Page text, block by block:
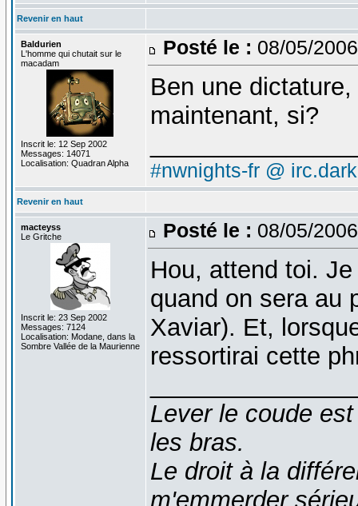
Revenir en haut
Baldurien
L'homme qui chutait sur le
macadam
Inscrit le: 12 Sep 2002
Messages: 14071
Localisation: Quadran Alpha
Posté le : 08/05/
Ben une
maintenant, si?
#nwnights-fr @
Revenir en haut
macteyss
Le Gritche
Inscrit le: 23 Sep 2002
Messages: 7124
Localisation: Modane, dans la
Sombre Vallée de la Maurienne
Posté le : 08/05/
Hou, attend toi.
quand on sera au
Xaviar). Et,
ressortirai cette
Lever le coude
les bras.
Le droit à la
m'emmerder